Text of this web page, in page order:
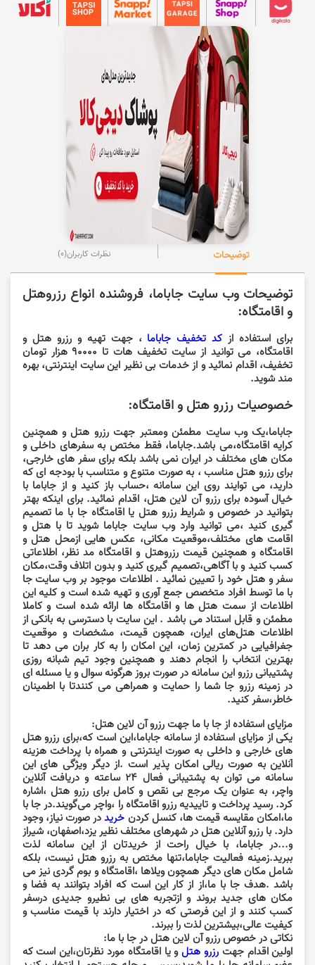
توضیحات نظرات کاربران(0)
توضیحات وب سایت جاباما، فروشنده انواع رزروهتل
و اقامتگاه:
برای استفاده از کد تخفیف جاباما ، جهت تهیه و رزرو هتل و
اقامتگاه، می توانید از سایت تخفیف هات تا 90000 هزار تومان
تخفیف، اقدام نمائید و از خدمات بی نظیر این سایت اینترنتی، بهره
مند شوید.
خصوصیات رزرو هتل و اقامتگاه:
جاباما،یک وب سایت مطمئن ومعتبر جهت رزرو هتل و همچنین
کرایه اقامتگاه،می باشد.جاباما، فقط مختص به سفرهای داخلی و
مکان های مختلف در ایران نمی باشد بلکه برای سفر های خارجی،
برای رزرو هتل مناسب ، به صورت متنوع و متناسب با بودجه ای که
دارید، می توایند روی این سامانه ،حساب باز کنید و از جاباما با
خیال آسوده برای رزرو آن لاین هتل، اقدام نمائید. برای اینکه بهتر
بتوانید در خصوص و شرایط رزرو هتل یا اقامتگاه جا با ما تصمیم
گیری کنید ،می توانید وارد وب سایت جاباما شوید تا با هتل و
اقامت های مختلف،موقعیت مکانی، عکس هایی ازمحل هتل و
اقامتگاه و همچنین قیمت رزروهتل و اقامتگاه مد نظر، اطلاعاتی
کسب کنید و با آگاهی،تصمیم گیری کنید و بدون اتلاف وقت،مکان
سفر و هتل خود را تعیین نمائید . اطلاعات موجود بر وب سایت جا
با ما توسط افراد متخصص جمع آوری و تهیه شده است و کلیه این
اطلاعات از سمت هتل ها و اقامتگاه ها ارائه شده است و کاملا
مطمئن و قابل استناد می باشد . این سایت با دسترسی به بانکی از
اطلاعات هتل‌های ایران، همچون قیمت، مشخصات و موقعیت
جغرافیایی در کمترین زمان، این امکان را به کار بران می دهد تا
بهترین انتخاب را انجام دهند و همچنین وجود تیم شبانه روزی
پشتیبانی رزرو این سامانه در صورت بروز هرگونه سوال و یا مسئله ای
در زمینه رزرو جا شما را حمایت و همراهی می کنندتا با اطمینان
خاطر،سفر کنید.
مزایای استفاده از جا با ما جهت رزرو آن لاین هتل:
یکی از مزایای استفاده از سامانه جاباما،این است که،برای رزرو هتل
های خارجی و داخلی به صورت اینترنتی و همراه با پرداخت هزینه
آنلاین به صورت ریالی امکان پذیر است .از دیگر ویژگی های این
سامانه می توان به پشتیبانی فعال 24 ساعته و دریافت آنلاین
واچر، به عنوان یک مرجع بی نقص و کامل برای رزرو هتل ،اشاره
کرد. رسید پرداخت و تاییدیه رزرو اقامتگاه را ،واچر می‌گویند.در جا با
ما،امکان مقایسه قیمت ها، کنسل کردن خریددر صورت نیاز، وجود
دارد. با رزرو آنلاین هتل در شهرهای مختلف نظیر یزد،اصفهان، شیراز
و...در جاباما، با خیال راحت از خریدتان از این سامانه لذت
ببرید.زمینه فعالیت جاباما،تنها مختص به رزرو هتل نیست، بلکه
شامل مکان های دیگر همچون ویلاها ،اقامتگاه و بوم گردی نیز می
باشد .هدف جا با ما،از از کار این است که افراد بتوانند به فضا و
مکان های جدید بروند و ازتجربه های بی نطیرو جدیدی درسفر
کسب کنند و از این فرصتی که در اختیار دارند با قیمت مناسب و
کیفیت عالی،بیشترین لذت را ببرند.
نکاتی در خصوص رزرو آن لاین هتل در جا با ما:
اولین اقدام جهت رزرو هتلو یا اقامتگاه مورد نظرتان،این است که